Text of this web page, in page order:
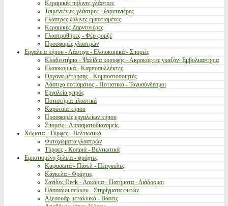
Κεραμικές πήλινες γλάστρες
Τσιμεντένιες γλάστρες - ζαρντινιέρες
Γλάστρες ξύλινες εμποτισμένες
Κεραμικές Ζαρντινιέρες
Γλαστροθήκες - Φέρ φορζέ
Προσφορές γλαστρών
Εργαλεία κήπου - Λάστιχα - Ελαιοκομικά - Σπορείς
Κλαδευτήρια - Ψαλίδια κορυφής - Ακροκόφτες γκαζόν- Εμβολιαστήρια
Ελαιοκομικά - Καρποσυλλέκτες
Όργανα μέτρησης - Κομποστοποιητές
Λάστιχα ποτίσματος - Ποτιστικά - Ταχυσύνδεσμοι
Εργαλεία χειρός
Ποτιστήρια πλαστικά
Καρότσια κήπου
Προσφορές εργαλείων κήπου
Σπορείς - Λιπασματοδιανομείς
Χώματα - Τύρφες - Βελτιωτικά
Φυτοχώματα γλαστρών
Τύρφες - Κοπριά - Βελτιωτικά
Εμποτισμένη ξυλεία - φράχτες
Καφασωτά - Πάνελ - Πέργκολες
Κάγκελα - Φράχτες
Σανίδες Deck - Δοκάρια - Πατήματα - Διάδρομοι
Πάσσαλοι πεύκου - Στηρίγματα φυτών
Αξεσουάρ μεταλλικά - Βάσεις